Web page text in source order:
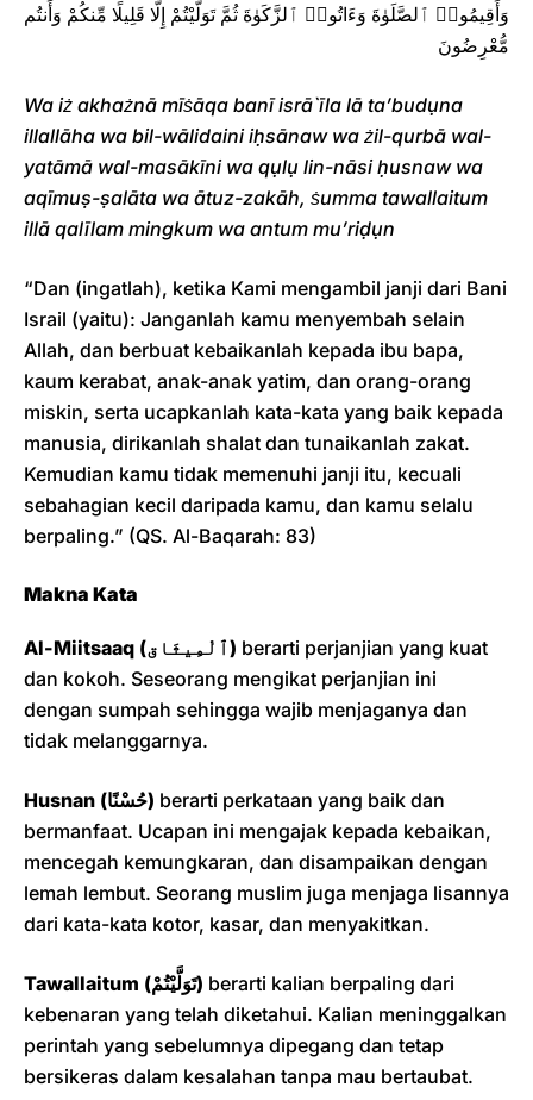
وَأَقِيمُوا۟ ٱلصَّلَوٰةَ وَءَاتُوا۟ ٱلزَّكَوٰةَ ثُمَّ تَوَلَّيْتُمْ إِلَّا قَلِيلًا مِّنكُمْ وَأَنتُم
مُّعْرِضُونَ
Wa iż akhażnā mīṡāqa banī isrā`īla lā ta’budụna
illallāha wa bil-wālidaini iḥsānaw wa żil-qurbā wal-
yatāmā wal-masākīni wa qụlụ lin-nāsi ḥusnaw wa
aqīmuṣ-ṣalāta wa ātuz-zakāh, ṡumma tawallaitum
illā qalīlam mingkum wa antum mu’riḍụn
“Dan (ingatlah), ketika Kami mengambil janji dari Bani
Israil (yaitu): Janganlah kamu menyembah selain
Allah, dan berbuat kebaikanlah kepada ibu bapa,
kaum kerabat, anak-anak yatim, dan orang-orang
miskin, serta ucapkanlah kata-kata yang baik kepada
manusia, dirikanlah shalat dan tunaikanlah zakat.
Kemudian kamu tidak memenuhi janji itu, kecuali
sebahagian kecil daripada kamu, dan kamu selalu
berpaling.” (QS. Al-Baqarah: 83)
Makna Kata
Al-Miitsaaq (ٱلْمِيثَاق) berarti perjanjian yang kuat
dan kokoh. Seseorang mengikat perjanjian ini
dengan sumpah sehingga wajib menjaganya dan
tidak melanggarnya.
Husnan (حُسْنًا) berarti perkataan yang baik dan
bermanfaat. Ucapan ini mengajak kepada kebaikan,
mencegah kemungkaran, dan disampaikan dengan
lemah lembut. Seorang muslim juga menjaga lisannya
dari kata-kata kotor, kasar, dan menyakitkan.
Tawallaitum (تَوَلَّيْتُمْ) berarti kalian berpaling dari
kebenaran yang telah diketahui. Kalian meninggalkan
perintah yang sebelumnya dipegang dan tetap
bersikeras dalam kesalahan tanpa mau bertaubat.